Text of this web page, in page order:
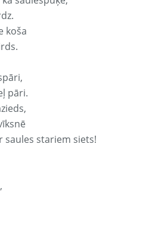
koša
pāri.
saules stariem siets!